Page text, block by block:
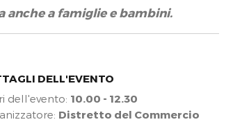
anche a famiglie e bambini.
DELL'EVENTO
dell'evento: 10.00 - 12.30
Distretto del Commercio